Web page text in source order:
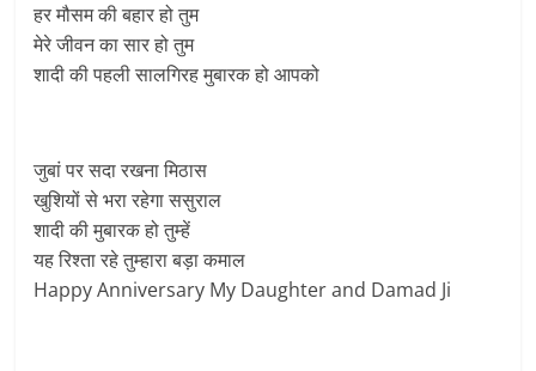
हर मौसम की बहार हो तुम
मेरे जीवन का सार हो तुम
शादी की पहली सालगिरह मुबारक हो आपको
जुबां पर सदा रखना मिठास
खुशियों से भरा रहेगा ससुराल
शादी की मुबारक हो तुम्हें
यह रिश्ता रहे तुम्हारा बड़ा कमाल
Happy Anniversary My Daughter and Damad Ji